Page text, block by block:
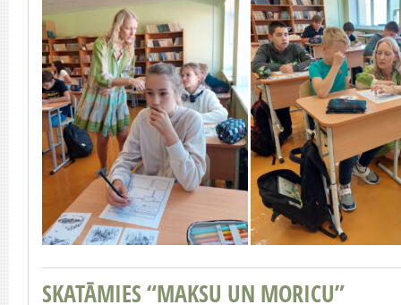
SKATĀMIES “MAKSU UN MORICU”